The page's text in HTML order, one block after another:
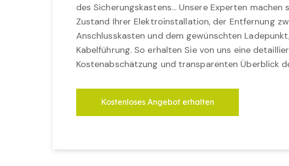
des Sicherungskastens… Unsere Experten machen
Zustand Ihrer Elektroinstallation, der Entfernung
Anschlusskasten und dem gewünschten
Kabelführung. So erhalten Sie von uns eine
Kostenabschätzung und transparenten Überblick
Kostenloses Angebot erhalten